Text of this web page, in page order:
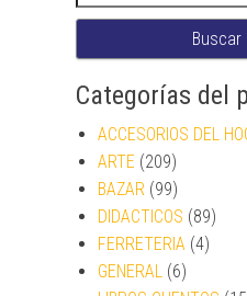
Buscar
Categorías del
ACCESORIOS DEL
ARTE (209)
BAZAR (99)
DIDACTICOS (89)
FERRETERIA (4)
GENERAL (6)